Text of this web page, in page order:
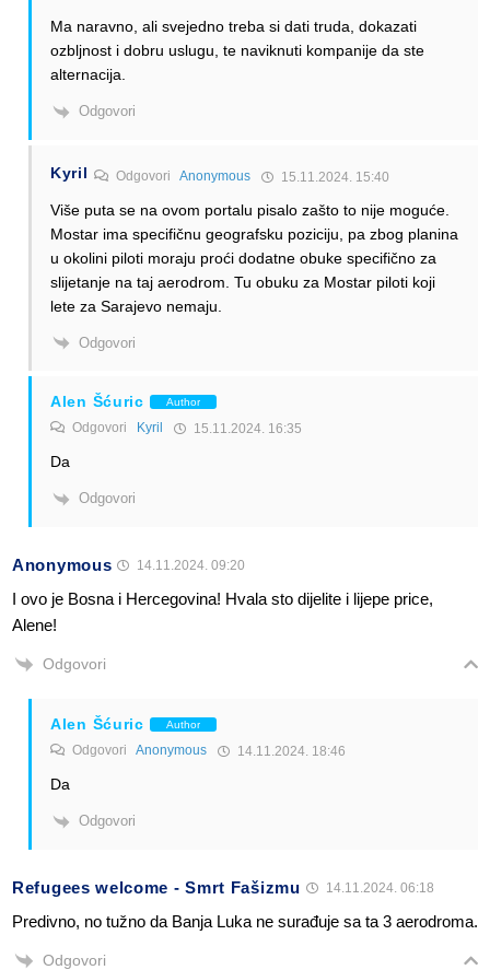
Ma naravno, ali svejedno treba si dati truda, dokazati
ozbljnost i dobru uslugu, te naviknuti kompanije da ste
alternacija.
Odgovori
Kyril Odgovori Anonymous 15.11.2024. 15:40
Više puta se na ovom portalu pisalo zašto to nije moguće.
Mostar ima specifičnu geografsku poziciju, pa zbog planina
u okolini piloti moraju proći dodatne obuke specifično za
slijetanje na taj aerodrom. Tu obuku za Mostar piloti koji
lete za Sarajevo nemaju.
Odgovori
Alen Šćuric Author
Odgovori Kyril 15.11.2024. 16:35
Da
Odgovori
Anonymous 14.11.2024. 09:20
I ovo je Bosna i Hercegovina! Hvala sto dijelite i lijepe price,
Alene!
Odgovori
Alen Šćuric Author
Odgovori Anonymous 14.11.2024. 18:46
Da
Odgovori
Refugees welcome - Smrt Fašizmu 14.11.2024. 06:18
Predivno, no tužno da Banja Luka ne surađuje sa ta 3 aerodroma.
Odgovori